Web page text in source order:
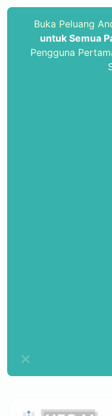
Buka Peluang
untuk Semua
Pengguna